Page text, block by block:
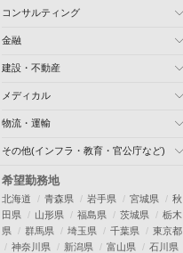
コンサルティング
金融
建設・不動産
メディカル
物流・運輸
その他(インフラ・教育・官公庁など)
希望勤務地
北海道 青森県 岩手県 宮城県
秋
田県
山形県 福島県 茨城県
栃木
県
群馬県 埼玉県 千葉県
東京都
神奈川県
新潟県 富山県
石川県